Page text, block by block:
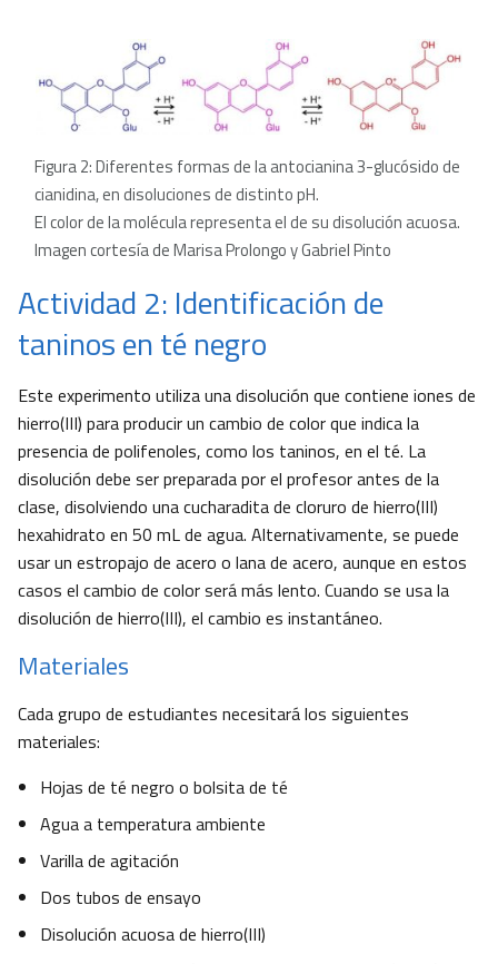
Figura 2: Diferentes formas de la antocianina 3-glucósido de
cianidina, en disoluciones de distinto pH.
El color de la molécula representa el de su disolución acuosa.
Imagen cortesía de Marisa Prolongo y Gabriel Pinto
Actividad 2: Identificación de
taninos en té negro
Este experimento utiliza una disolución que contiene iones de
hierro(III) para producir un cambio de color que indica la
presencia de polifenoles, como los taninos, en el té. La
disolución debe ser preparada por el profesor antes de la
clase, disolviendo una cucharadita de cloruro de hierro(III)
hexahidrato en 50 mL de agua. Alternativamente, se puede
usar un estropajo de acero o lana de acero, aunque en estos
casos el cambio de color será más lento. Cuando se usa la
disolución de hierro(III), el cambio es instantáneo.
Materiales
Cada grupo de estudiantes necesitará los siguientes
materiales:
Hojas de té negro o bolsita de té
Agua a temperatura ambiente
Varilla de agitación
Dos tubos de ensayo
Disolución acuosa de hierro(III)